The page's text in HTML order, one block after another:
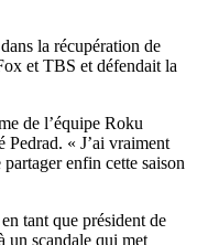
la récupération de
et TBS et défendait la
de l’équipe Roku
Pedrad. « J’ai vraiment
enfin cette saison
en tant que président de
un scandale qui met